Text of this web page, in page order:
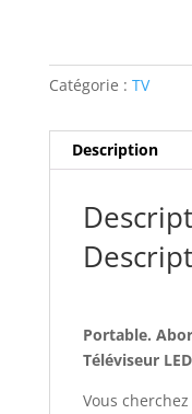
Catégorie : TV
Description
Portable.
Téléviseur LED
Vous